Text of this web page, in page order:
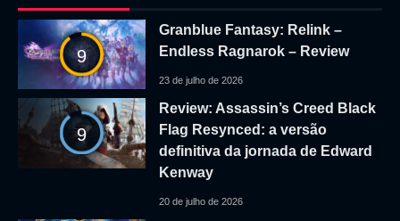
9
Granblue Fantasy: Relink –
Endless Ragnarok – Review
23 de julho de 2026
9
Review: Assassin’s Creed Black
Flag Resynced: a versão
definitiva da jornada de Edward
Kenway
20 de julho de 2026